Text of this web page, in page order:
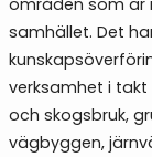
samhället. Det
verksamhet i
och skogsbruk,
vägbyggen,